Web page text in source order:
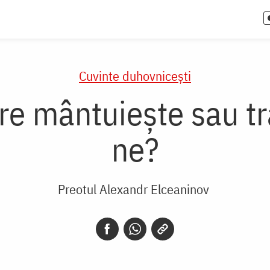
Cuvinte duhovnicești
mântuiește sau
ne?
Preotul Alexandr Elceaninov